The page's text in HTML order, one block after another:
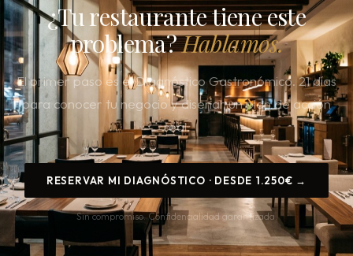
¿Tu restaurante tiene este
problema?Hablamos.
El primer paso es el Diagnóstico Gastronómico. 21 días
para conocer tu negocio y disenar un plan de acción
real.
RESERVAR MI DIAGNÓSTICO · DESDE 1.250€ →
Sin compromiso. Confidencialidad garantizada.